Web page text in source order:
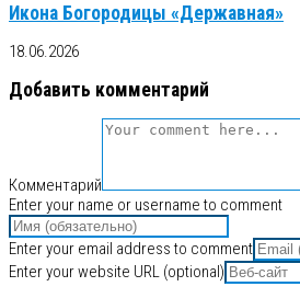
Икона Богородицы «Державная»
18.06.2026
Добавить комментарий
Комментарий
Enter your name or username to comment
Enter your email address to comment
Enter your website URL (optional)